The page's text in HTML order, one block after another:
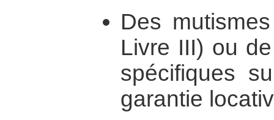
Des
Livre III) ou
spécifiques
garantie